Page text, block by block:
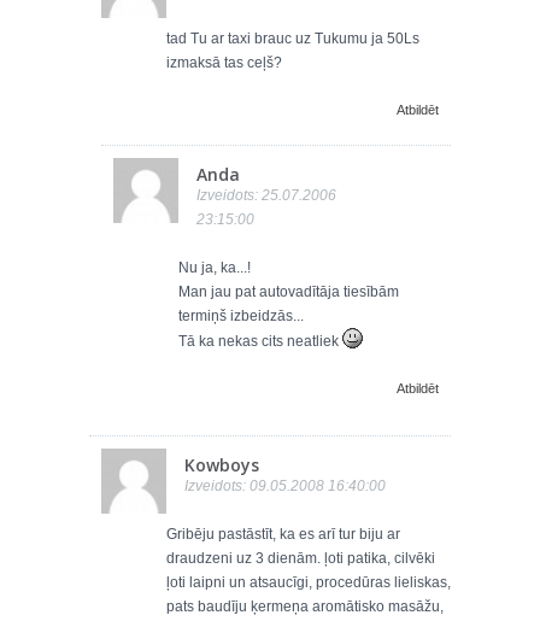
tad Tu ar taxi brauc uz Tukumu ja 50Ls
izmaksā tas ceļš?
Atbildēt
Anda
Izveidots: 25.07.2006
23:15:00
Nu ja, ka...!
Man jau pat autovadītāja tiesībām
termiņš izbeidzās...
Tā ka nekas cits neatliek
Atbildēt
Kowboys
Izveidots: 09.05.2008 16:40:00
Gribēju pastāstīt, ka es arī tur biju ar
draudzeni uz 3 dienām. ļoti patika, cilvēki
ļoti laipni un atsaucīgi, procedūras lieliskas,
pats baudīju ķermeņa aromātisko masāžu,